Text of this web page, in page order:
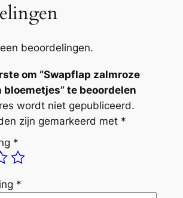
beoordelingen.
om “Swapflap zalmroze
bloemetjes” te beoordelen
wordt niet gepubliceerd.
zijn gemarkeerd met *
*
*